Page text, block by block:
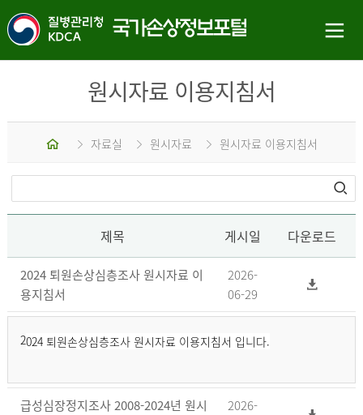
원시자료 이용지침서
홈 자료실 원시자료 원시자료 이용지침서
제목 게시일 다운로드
2024 퇴원손상심층조사 원시자료 이
용지침서
2026-
06-29
2024 퇴원손상심층조사 원시자료 이용지침서 입니다.
급성심장정지조사 2008-2024년 원시
2026-